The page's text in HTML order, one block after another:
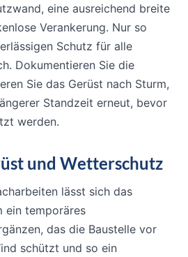
eine ausreichend breite
Verankerung. Nur so
Schutz für alle
Dokumentieren Sie die
Sie das Gerüst nach Sturm,
Standzeit erneut, bevor
werden.
und Wetterschutz
lässt sich das
ein temporäres
das die Baustelle vor
schützt und so ein